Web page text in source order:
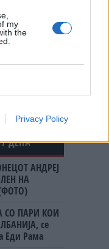
my
the
Privacy Policy
ПОСЛЕ ЦАРСКИ
вонреден
ДЕНА
АНДРЕЈ
НА
СО ПАРИ КОИ
се
Еди Рама